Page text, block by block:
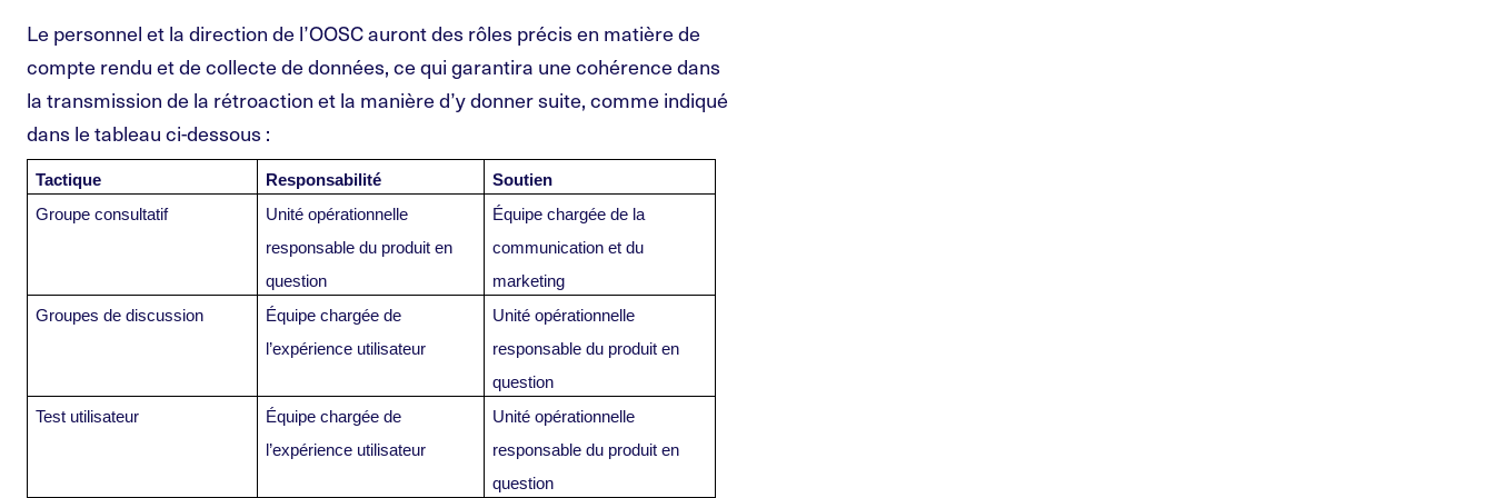
Le personnel et la direction de l’OOSC auront des rôles précis en matière de
compte rendu et de collecte de données, ce qui garantira une cohérence dans
la transmission de la rétroaction et la manière d’y donner suite, comme indiqué
dans le tableau ci-dessous :
Tactique Responsabilité
Soutien
Groupe consultatif
Unité opérationnelle
responsable du produit en
question
Équipe chargée de la
communication et du
marketing
Groupes de discussion
Équipe chargée de
l’expérience utilisateur
Unité opérationnelle
responsable du produit en
question
Test utilisateur
Équipe chargée de
l’expérience utilisateur
Unité opérationnelle
responsable du produit en
question